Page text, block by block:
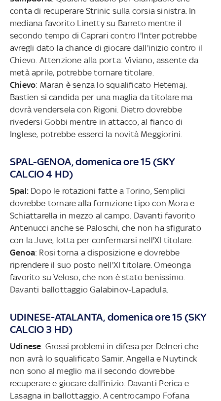
conta di recuperare Strinic sulla corsia sinistra. In
mediana favorito Linetty su Barreto mentre il
secondo tempo di Caprari contro l'Inter potrebbe
avregli dato la chance di giocare dall'inizio contro il
Chievo. Attenzione alla porta: Viviano, assente da
metà aprile, potrebbe tornare titolare.
Chievo: Maran è senza lo squalificato Hetemaj.
Bastien si candida per una maglia da titolare ma
dovrà vendersela con Rigoni. Dietro dovrebbe
rivedersi Gobbi mentre in attacco, al fianco di
Inglese, potrebbe esserci la novità Meggiorini.
SPAL-GENOA, domenica ore 15 (SKY
CALCIO 4 HD)
Spal: Dopo le rotazioni fatte a Torino, Semplici
dovrebbe tornare alla formzione tipo con Mora e
Schiattarella in mezzo al campo. Davanti favorito
Antenucci anche se Paloschi, che non ha sfigurato
con la Juve, lotta per confermarsi nell'XI titolare.
Genoa: Rosi torna a disposizione e dovrebbe
riprendere il suo posto nell'XI titolare. Omeonga
favorito su Veloso, che non è stato benissimo.
Davanti ballottaggio Galabinov-Lapadula.
UDINESE-ATALANTA, domenica ore 15 (SKY
CALCIO 3 HD)
Udinese: Grossi problemi in difesa per Delneri che
non avrà lo squalificato Samir. Angella e Nuytinck
non sono al meglio ma il secondo dovrebbe
recuperare e giocare dall'inizio. Davanti Perica e
Lasagna in ballottaggio. A centrocampo Fofana